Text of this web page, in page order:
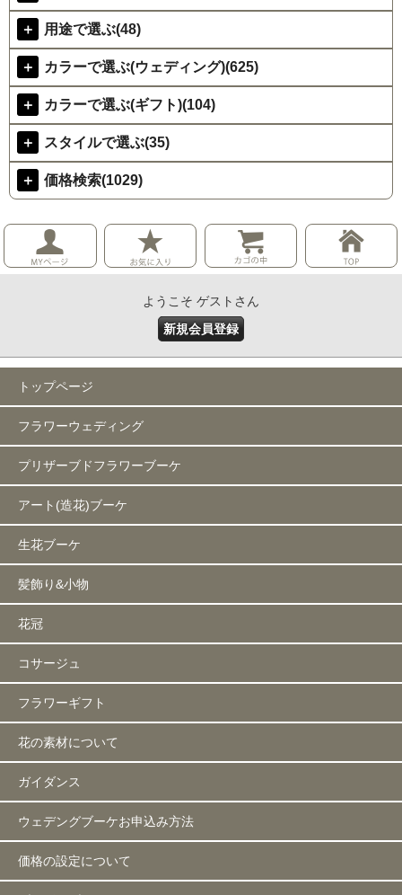
＋ 用途で選ぶ(48)
＋ カラーで選ぶ(ウェディング)(625)
＋ カラーで選ぶ(ギフト)(104)
＋ スタイルで選ぶ(35)
＋ 価格検索(1029)
ようこそ ゲストさん
新規会員登録
トップページ
フラワーウェディング
プリザーブドフラワーブーケ
アート(造花)ブーケ
生花ブーケ
髪飾り&小物
花冠
コサージュ
フラワーギフト
花の素材について
ガイダンス
ウェデングブーケお申込み方法
価格の設定について